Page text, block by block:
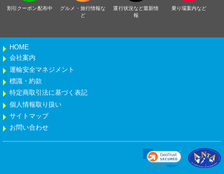
割引クーポン配布中
グルメ・旅行情報な
ど
運行状況など最新情
報
乗り場案内など
HOME
会社案内
運輸安全マネジメント
標識・約款
特定商取引法に基づく表記
個人情報取り扱い
サイトマップ
お問い合わせ